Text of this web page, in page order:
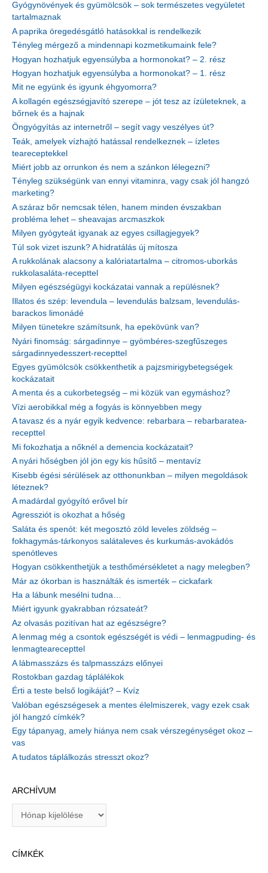
Gyógynövények és gyümölcsök – sok természetes vegyületet
tartalmaznak
A paprika öregedésgátló hatásokkal is rendelkezik
Tényleg mérgező a mindennapi kozmetikumaink fele?
Hogyan hozhatjuk egyensúlyba a hormonokat? – 2. rész
Hogyan hozhatjuk egyensúlyba a hormonokat? – 1. rész
Mit ne együnk és igyunk éhgyomorra?
A kollagén egészségjavító szerepe – jót tesz az ízületeknek, a
bőrnek és a hajnak
Öngyógyítás az internetről – segít vagy veszélyes út?
Teák, amelyek vízhajtó hatással rendelkeznek – ízletes
teareceptekkel
Miért jobb az orrunkon és nem a szánkon lélegezni?
Tényleg szükségünk van ennyi vitaminra, vagy csak jól hangzó
marketing?
A száraz bőr nemcsak télen, hanem minden évszakban
probléma lehet – sheavajas arcmaszkok
Milyen gyógyteát igyanak az egyes csillagjegyek?
Túl sok vizet iszunk? A hidratálás új mítosza
A rukkolának alacsony a kalóriatartalma – citromos-uborkás
rukkolasaláta-recepttel
Milyen egészségügyi kockázatai vannak a repülésnek?
Illatos és szép: levendula – levendulás balzsam, levendulás-
barackos limonádé
Milyen tünetekre számítsunk, ha epekövünk van?
Nyári finomság: sárgadinnye – gyömbéres-szegfűszeges
sárgadinnyedesszert-recepttel
Egyes gyümölcsök csökkenthetik a pajzsmirigybetegségek
kockázatait
A menta és a cukorbetegség – mi közük van egymáshoz?
Vízi aerobikkal még a fogyás is könnyebben megy
A tavasz és a nyár egyik kedvence: rebarbara – rebarbaratea-
recepttel
Mi fokozhatja a nőknél a demencia kockázatait?
A nyári hőségben jól jön egy kis hűsítő – mentavíz
Kisebb égési sérülések az otthonunkban – milyen megoldások
léteznek?
A madárdal gyógyító erővel bír
Agressziót is okozhat a hőség
Saláta és spenót: két megosztó zöld leveles zöldség –
fokhagymás-tárkonyos salátaleves és kurkumás-avokádós
spenótleves
Hogyan csökkenthetjük a testhőmérsékletet a nagy melegben?
Már az ókorban is használták és ismerték – cickafark
Ha a lábunk mesélni tudna…
Miért igyunk gyakrabban rózsateát?
Az olvasás pozitívan hat az egészségre?
A lenmag még a csontok egészségét is védi – lenmagpuding- és
lenmagtearecepttel
A lábmasszázs és talpmasszázs előnyei
Rostokban gazdag táplálékok
Érti a teste belső logikáját? – Kvíz
Valóban egészségesek a mentes élelmiszerek, vagy ezek csak
jól hangzó címkék?
Egy tápanyag, amely hiánya nem csak vérszegénységet okoz –
vas
A tudatos táplálkozás stresszt okoz?
ARCHÍVUM
íCÍMKÉK